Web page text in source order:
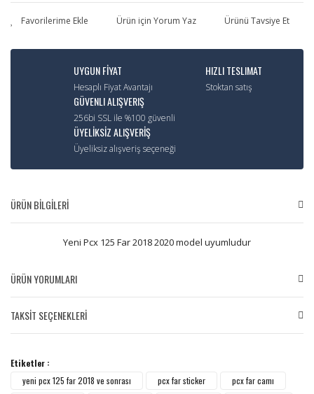
Ürün için Yorum Yaz Ürünü Tavsiye Et
UYGUN FİYAT
Hesaplı Fiyat Avantajı
HIZLI TESLIMAT
Stoktan satış
GÜVENLI ALIŞVERIŞ
256bi SSL ile %100 güvenli
ÜYELİKSİZ ALIŞVERİŞ
Üyeliksiz alışveriş seçeneği
ÜRÜN BİLGİLERİ
Yeni Pcx 125 Far 2018 2020 model uyumludur
ÜRÜN YORUMLARI
TAKSİT SEÇENEKLERİ
Etiketler :
yeni pcx 125 far 2018 ve sonrası
pcx far sticker
pcx far camı